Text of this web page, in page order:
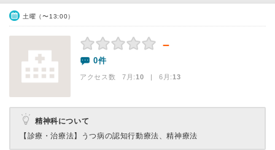
土曜（〜13:00）
－
0件
アクセス数 7月:10 | 6月:13
精神科について
【診療・治療法】
うつ病の認知行動療法、精神療法